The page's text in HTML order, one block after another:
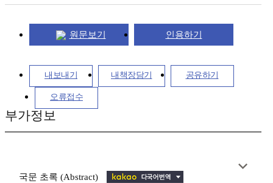
원문보기 인용하기
내보내기 내책장담기 공유하기
오류접수
부가정보
국문 초록 (Abstract)